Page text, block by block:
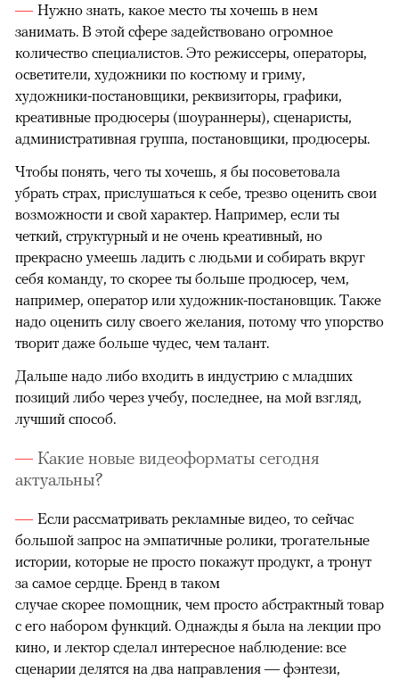
Нужно знать, какое место ты хочешь в нем
занимать. В этой сфере задействовано огромное
количество специалистов. Это режиссеры, операторы,
осветители, художники по костюму и гриму,
художники-постановщики, реквизиторы, графики,
креативные продюсеры (шоураннеры), сценаристы,
административная группа, постановщики, продюсеры.
Чтобы понять, чего ты хочешь, я бы посоветовала
убрать страх, прислушаться к себе, трезво оценить свои
возможности и свой характер. Например, если ты
четкий, структурный и не очень креативный, но
прекрасно умеешь ладить с людьми и собирать вкруг
себя команду, то скорее ты больше продюсер, чем,
например, оператор или художник-постановщик. Также
надо оценить силу своего желания, потому что упорство
творит даже больше чудес, чем талант.
Дальше надо либо входить в индустрию с младших
позиций либо через учебу, последнее, на мой взгляд,
лучший способ.
Какие новые видеоформаты сегодня
актуальны?
Если рассматривать рекламные видео, то сейчас
большой запрос на эмпатичные ролики, трогательные
истории, которые не просто покажут продукт, а тронут
за самое сердце. Бренд в таком
случае скорее помощник, чем просто абстрактный товар
с его набором функций. Однажды я была на лекции про
кино, и лектор сделал интересное наблюдение: все
сценарии делятся на два направления — фэнтези,